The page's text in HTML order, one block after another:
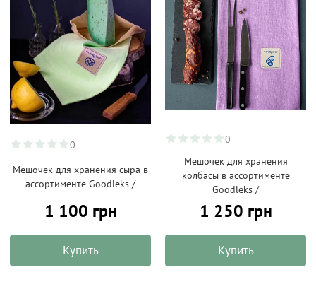
0
Мешочек для хранения сыра в
ассортименте Goodleks /
1 100 грн
Купить
0
Мешочек для хранения
колбасы в ассортименте
Goodleks /
1 250 грн
Купить